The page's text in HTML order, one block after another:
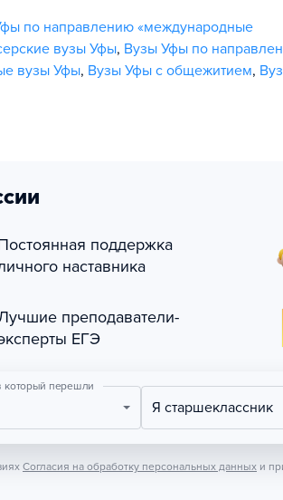
по направлению «международные
вузы Уфы, Вузы Уфы по
вузы Уфы, Вузы Уфы с общежитием,
поддержка
наставника
преподаватели-
ЕГЭ
который перешли
Я старшеклассник
Согласия на обработку персональных данных и